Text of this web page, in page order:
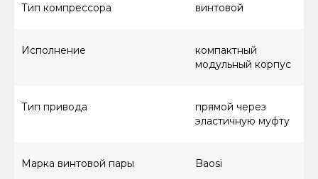
Тип компрессора винтовой
Исполнение
компактный
модульный корпус
Тип привода
прямой через
эластичную муфту
Марка винтовой пары Baosi